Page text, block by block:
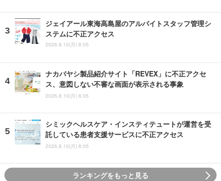
ジェイアール東海高島屋のアルバイトスタッフ管理シ
ステムに不正アクセス
2026.8.10(月) 8:05
ナカバヤシ製品紹介サイト「REVEX」に不正アクセ
ス、意図しない不審な画面が表示される事象
2026.8.10(月) 8:05
シミックヘルスケア・インスティテュートが運営を受
託している患者支援サービスに不正アクセス
2026.8.10(月) 8:05
ランキングをもっと見る